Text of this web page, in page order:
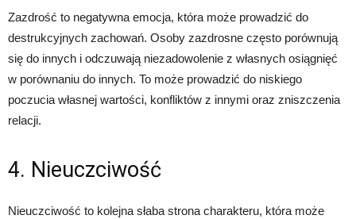
Zazdrość to negatywna emocja, która może prowadzić do
destrukcyjnych zachowań. Osoby zazdrosne często porównują
się do innych i odczuwają niezadowolenie z własnych osiągnięć
w porównaniu do innych. To może prowadzić do niskiego
poczucia własnej wartości, konfliktów z innymi oraz zniszczenia
relacji.
4. Nieuczciwość
Nieuczciwość to kolejna słaba strona charakteru, która może